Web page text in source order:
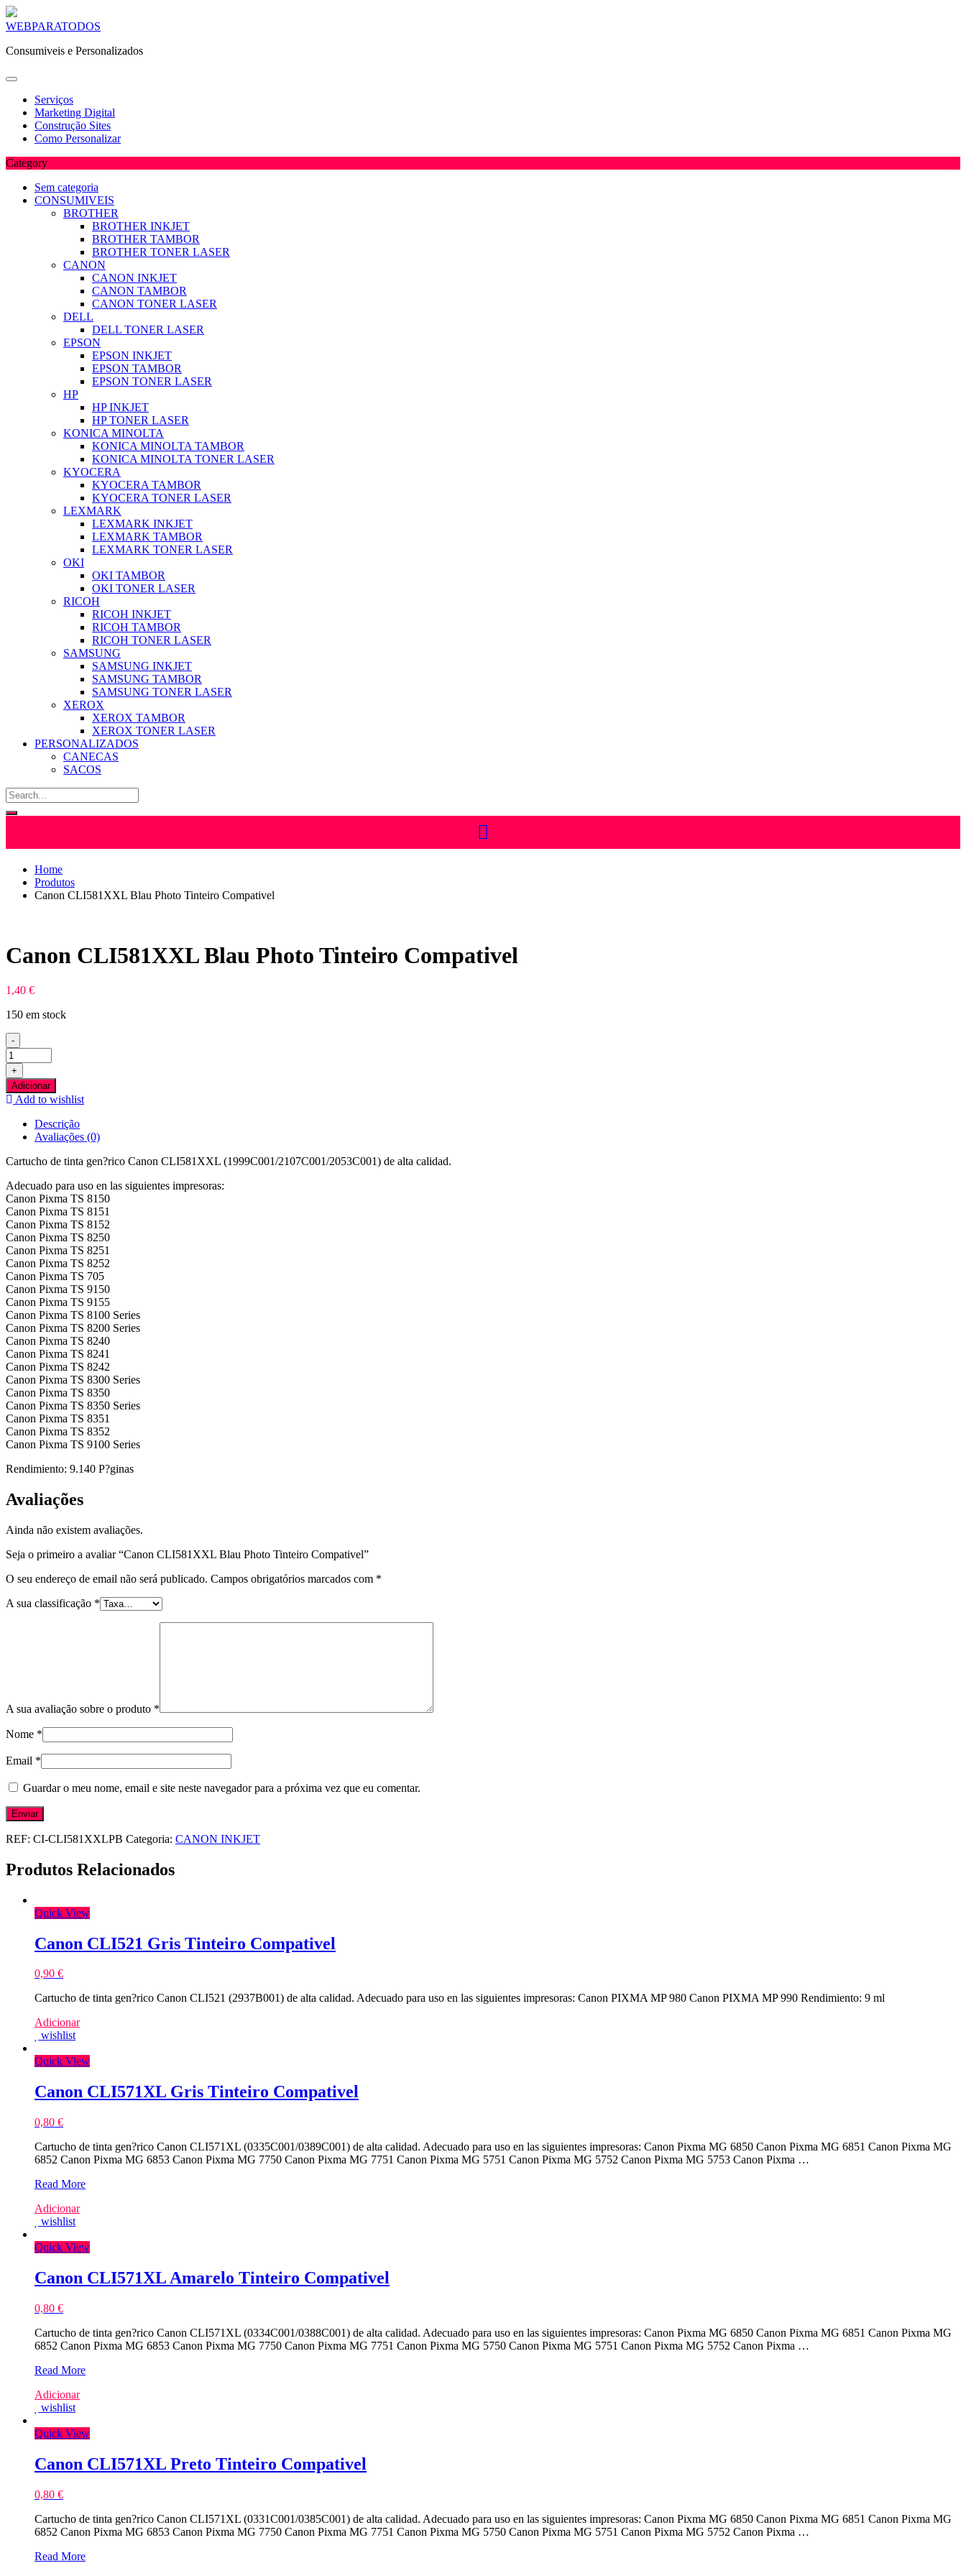
Skip
content
WEBPARATODOS
Consumiveis e Personalizados
Serviços
Marketing Digital
Construção Sites
Como Personalizar
Category
Sem categoria
CONSUMIVEIS
BROTHER
BROTHER INKJET
BROTHER TAMBOR
BROTHER TONER LASER
CANON
CANON INKJET
CANON TAMBOR
CANON TONER LASER
DELL
DELL TONER LASER
EPSON
EPSON INKJET
EPSON TAMBOR
EPSON TONER LASER
HP
HP INKJET
HP TONER LASER
KONICA MINOLTA
KONICA MINOLTA TAMBOR
KONICA MINOLTA TONER LASER
KYOCERA
KYOCERA TAMBOR
KYOCERA TONER LASER
LEXMARK
LEXMARK INKJET
LEXMARK TAMBOR
LEXMARK TONER LASER
OKI
OKI TAMBOR
OKI TONER LASER
RICOH
RICOH INKJET
RICOH TAMBOR
RICOH TONER LASER
SAMSUNG
SAMSUNG INKJET
SAMSUNG TAMBOR
SAMSUNG TONER LASER
XEROX
XEROX TAMBOR
XEROX TONER LASER
PERSONALIZADOS
CANECAS
SACOS
Home
Produtos
Canon CLI581XXL Blau Photo Tinteiro Compativel
Canon CLI581XXL Blau Photo Tinteiro Compativel
1,40 €
150 em stock
-
Quantidade
de
Canon
CLI581XXL
Blau
Tinteiro
Compativel
+
Adicionar
Add to wishlist
Descrição
Avaliações (0)
Cartucho de tinta gen?rico Canon CLI581XXL (1999C001/2107C001/2053C001) de alta calidad.
Adecuado para uso en las siguientes impresoras:
Canon Pixma TS 8150
Canon Pixma TS 8151
Canon Pixma TS 8152
Canon Pixma TS 8250
Canon Pixma TS 8251
Canon Pixma TS 8252
Canon Pixma TS 705
Canon Pixma TS 9150
Canon Pixma TS 9155
Canon Pixma TS 8100 Series
Canon Pixma TS 8200 Series
Canon Pixma TS 8240
Canon Pixma TS 8241
Canon Pixma TS 8242
Canon Pixma TS 8300 Series
Canon Pixma TS 8350
Canon Pixma TS 8350 Series
Canon Pixma TS 8351
Canon Pixma TS 8352
Canon Pixma TS 9100 Series
Rendimiento: 9.140 P?ginas
Avaliações
Ainda não existem avaliações.
Seja o primeiro a avaliar “Canon CLI581XXL Blau Photo Tinteiro Compativel”
O seu endereço de email não será publicado. Campos obrigatórios marcados com *
A sua classificação *
A sua avaliação sobre o produto *
Nome *
Email *
Guardar o meu nome, email e site neste navegador para a próxima vez que eu comentar.
REF: CI-CLI581XXLPB Categoria: CANON INKJET
Produtos Relacionados
Quick View
Canon CLI521 Gris Tinteiro Compativel
0,90 €
Cartucho de tinta gen?rico Canon CLI521 (2937B001) de alta calidad. Adecuado para uso en las siguientes impresoras: Canon PIXMA MP 980 Canon PIXMA MP 990 Rendimiento: 9 ml
Adicionar
wishlist
Quick View
Canon CLI571XL Gris Tinteiro Compativel
0,80 €
Cartucho de tinta gen?rico Canon CLI571XL (0335C001/0389C001) de alta calidad. Adecuado para uso en las siguientes impresoras: Canon Pixma MG 6850 Canon Pixma MG 6851 Canon Pixma MG
6852 Canon Pixma MG 6853 Canon Pixma MG 7750 Canon Pixma MG 7751 Canon Pixma MG 5751 Canon Pixma MG 5752 Canon Pixma MG 5753 Canon Pixma …
Canon
Gris
Tinteiro
Read More
Adicionar
wishlist
Quick View
Canon CLI571XL Amarelo Tinteiro Compativel
0,80 €
Cartucho de tinta gen?rico Canon CLI571XL (0334C001/0388C001) de alta calidad. Adecuado para uso en las siguientes impresoras: Canon Pixma MG 6850 Canon Pixma MG 6851 Canon Pixma MG
6852 Canon Pixma MG 6853 Canon Pixma MG 7750 Canon Pixma MG 7751 Canon Pixma MG 5750 Canon Pixma MG 5751 Canon Pixma MG 5752 Canon Pixma …
Canon
Amarelo
Tinteiro
Read More
Adicionar
wishlist
Quick View
Canon CLI571XL Preto Tinteiro Compativel
0,80 €
Cartucho de tinta gen?rico Canon CLI571XL (0331C001/0385C001) de alta calidad. Adecuado para uso en las siguientes impresoras: Canon Pixma MG 6850 Canon Pixma MG 6851 Canon Pixma MG
6852 Canon Pixma MG 6853 Canon Pixma MG 7750 Canon Pixma MG 7751 Canon Pixma MG 5750 Canon Pixma MG 5751 Canon Pixma MG 5752 Canon Pixma …
Canon
Read More